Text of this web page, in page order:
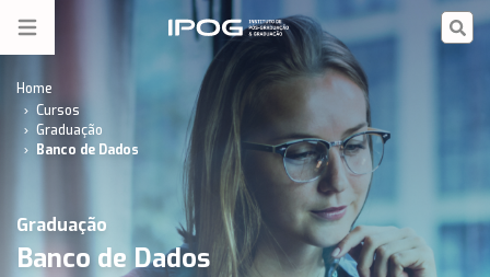
Open menu IPOG
Home
Cursos
Graduação
Banco de Dados
Graduação
Banco de Dados
Banco de Dados - Graduação EaD Faculdade | IPOG